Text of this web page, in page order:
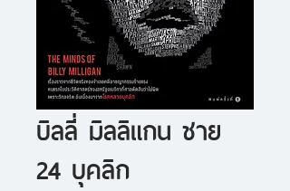
บิลลี่ มิลลิแกน ชาย
24 บุคลิก